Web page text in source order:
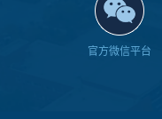
官方微信平台